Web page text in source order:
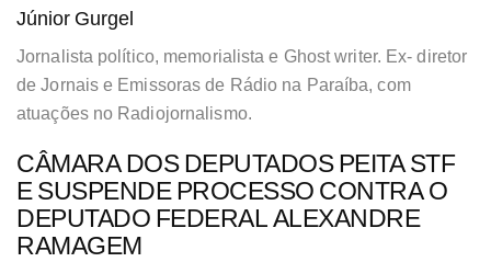
Júnior Gurgel
Jornalista político, memorialista e Ghost writer. Ex- diretor
de Jornais e Emissoras de Rádio na Paraíba, com
atuações no Radiojornalismo.
CÂMARA DOS DEPUTADOS PEITA STF
E SUSPENDE PROCESSO CONTRA O
DEPUTADO FEDERAL ALEXANDRE
RAMAGEM